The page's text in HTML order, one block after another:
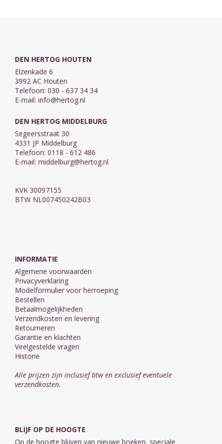
DEN HERTOG HOUTEN
Elzenkade 6
3992 AC Houten
Telefoon: 030 - 637 34 34
E-mail: info@hertog.nl
DEN HERTOG MIDDELBURG
Segeersstraat 30
4331 JP Middelburg
Telefoon: 0118 - 612 486
E-mail: middelburg@hertog.nl
KVK 30097155
BTW NL007450242B03
INFORMATIE
Algemene voorwaarden
Privacyverklaring
Modelformulier voor herroeping
Bestellen
Betaalmogelijkheden
Verzendkosten en levering
Retourneren
Garantie en klachten
Veelgestelde vragen
Historie
Alle prijzen zijn inclusief btw en exclusief eventuele
verzendkosten.
BLIJF OP DE HOOGTE
Op de hoogte blijven van nieuwe boeken, speciale